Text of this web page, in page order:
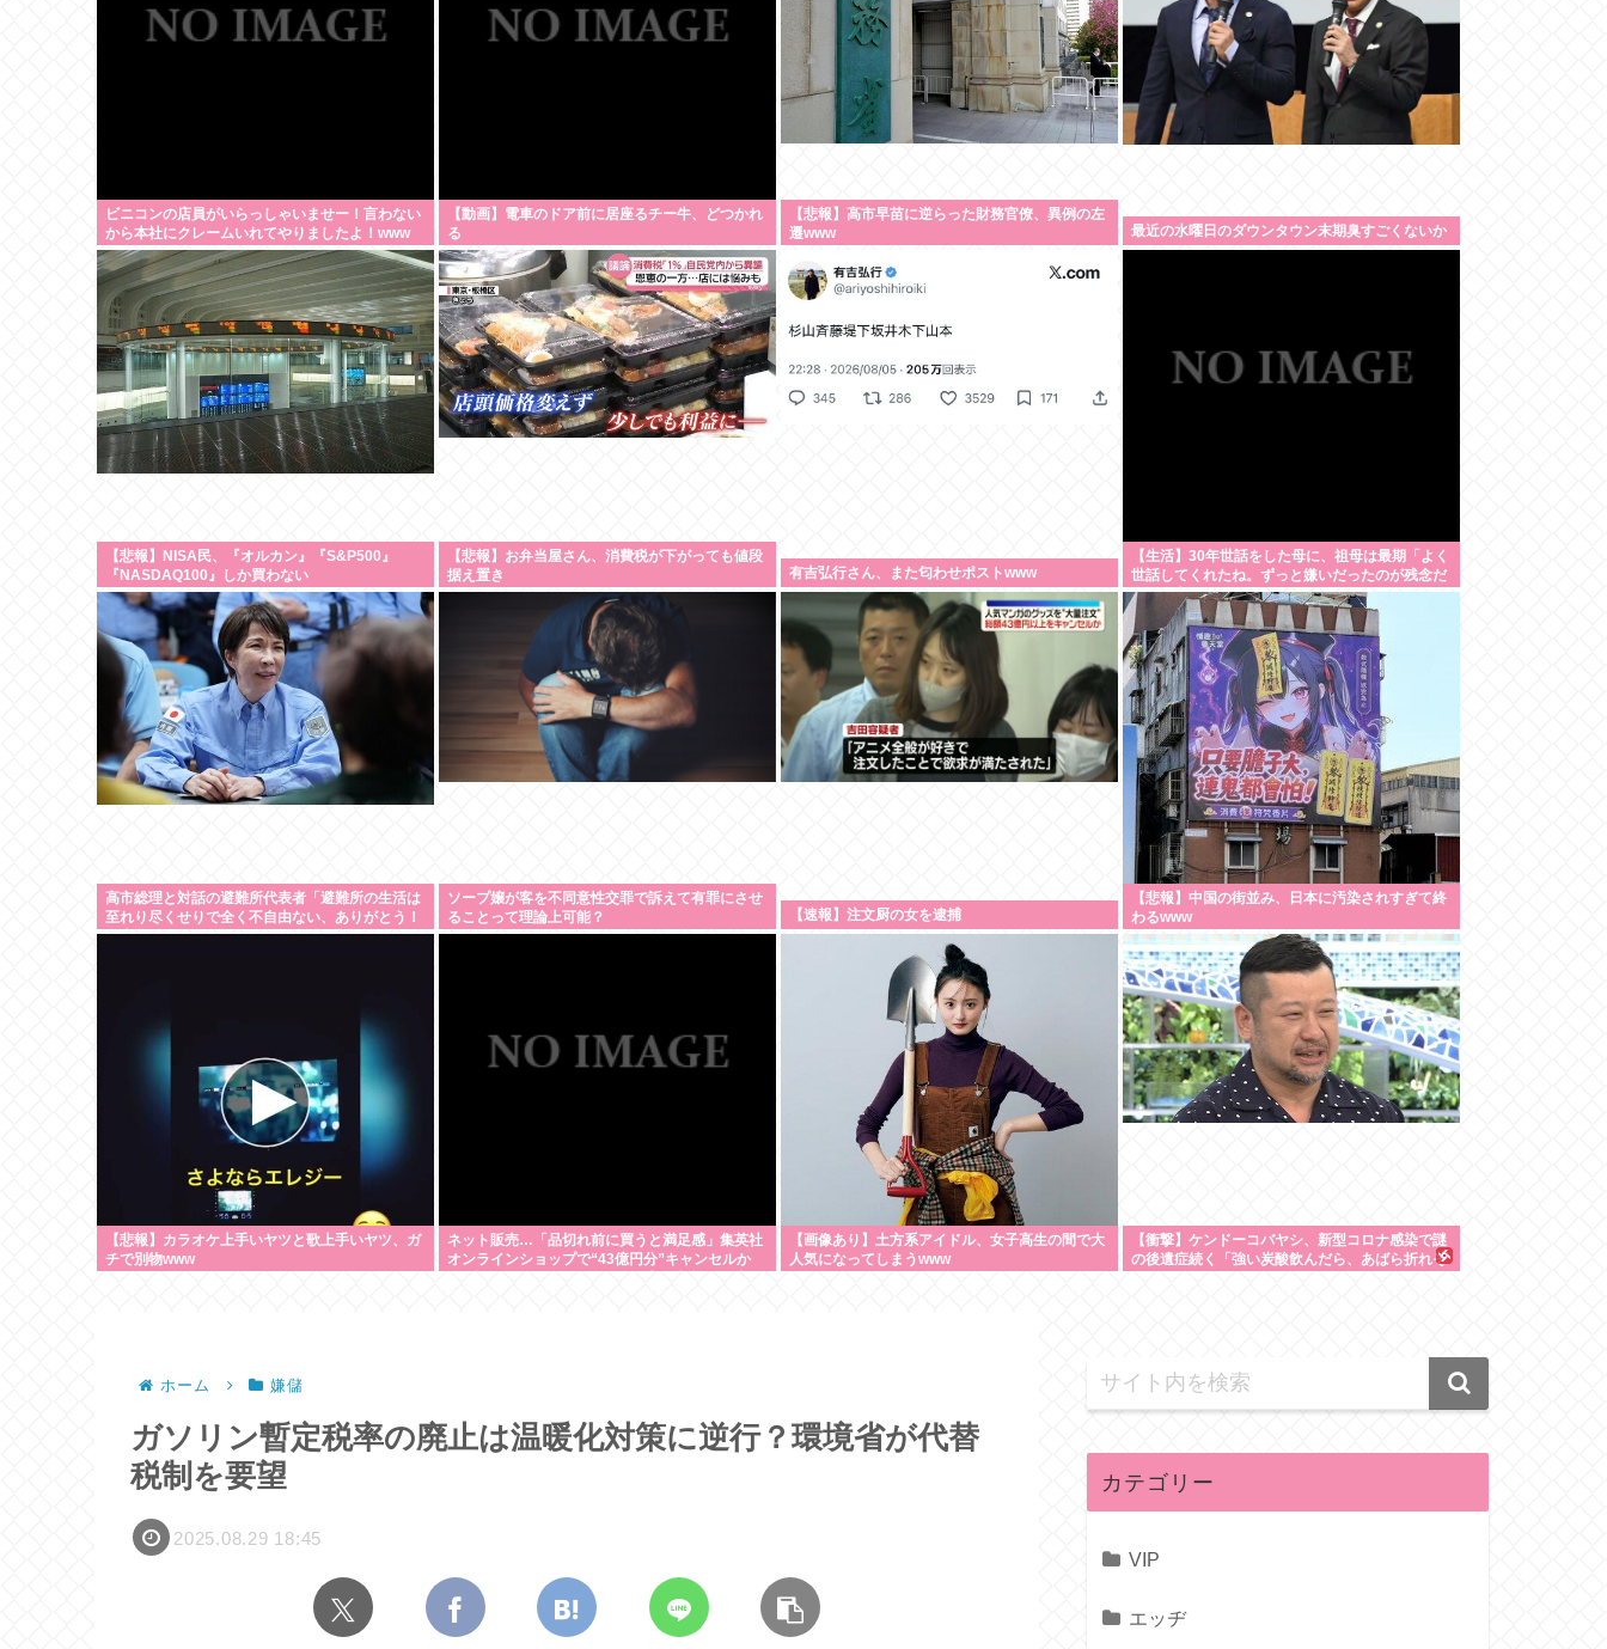
ビニコンの店員がいらっしゃいませー！言わない
から本社にクレームいれてやりましたよ！www
【動画】電車のドア前に居座るチー牛、どつかれ
る
【悲報】高市早苗に逆らった財務官僚、異例の左
遷www
最近の水曜日のダウンタウン末期臭すごくないか
【悲報】NISA民、『オルカン』『S&P500』
『NASDAQ100』しか買わない
【悲報】お弁当屋さん、消費税が下がっても値段
据え置き
有吉弘行さん、また匂わせポストwww
【生活】30年世話をした母に、祖母は最期「よく
世話してくれたね。ずっと嫌いだったのが残念だ
よ」と言って死んだ
高市総理と対話の避難所代表者「避難所の生活は
至れり尽くせりで全く不自由ない、ありがとう！
日本人でよかった！」
ソープ嬢が客を不同意性交罪で訴えて有罪にさせ
ることって理論上可能？
【速報】注文厨の女を逮捕
【悲報】中国の街並み、日本に汚染されすぎて終
わるwww
【悲報】カラオケ上手いヤツと歌上手いヤツ、ガ
チで別物www
ネット販売…「品切れ前に買うと満足感」集英社
オンラインショップで“43億円分”キャンセルか
【画像あり】土方系アイドル、女子高生の間で大
人気になってしまうwww
【衝撃】ケンドーコバヤシ、新型コロナ感染で謎
の後遺症続く「強い炭酸飲んだら、あばら折れそ
ホーム 嫌儲
ガソリン暫定税率の廃止は温暖化対策に逆行？環境省が代替
税制を要望
2025.08.29 18:45
カテゴリー
VIP
エッヂ